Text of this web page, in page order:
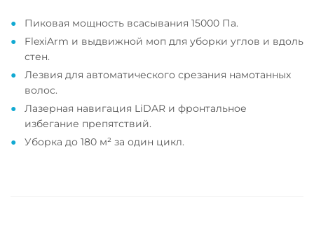
Пиковая мощность всасывания 15000 Па.
FlexiArm и выдвижной моп для уборки углов и вдоль
стен.
Лезвия для автоматического срезания намотанных
волос.
Лазерная навигация LiDAR и фронтальное
избегание препятствий.
Уборка до 180 м² за один цикл.